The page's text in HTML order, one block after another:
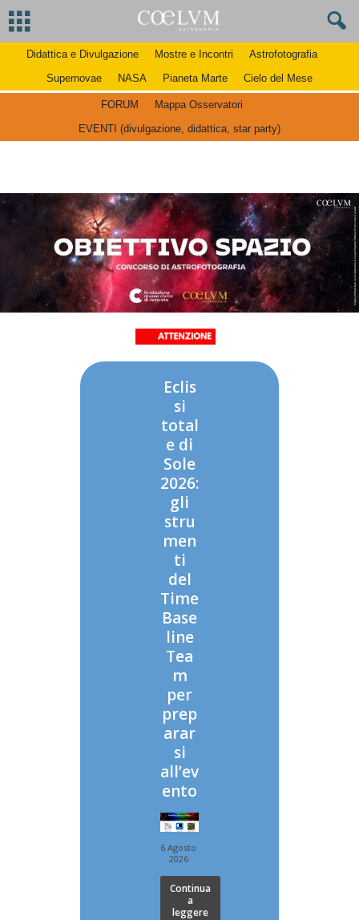
Didattica e Divulgazione Mostre e Incontri
Astrofotografia
Supernovae
NASA Pianeta Marte Cielo del Mese
FORUM
Mappa Osservatori
EVENTI (divulgazione, didattica, star party)
Eclis
si
total
e di
Sole
2026:
gli
stru
men
ti
del
Time
Base
line
Tea
m
per
prep
arar
si
all’ev
ento
6 Agosto
2026
Continua
a
leggere